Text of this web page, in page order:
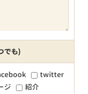
でも)
twitter
ジ
紹介